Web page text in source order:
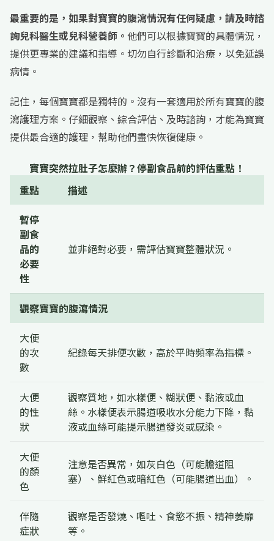
最重要的是，如果對寶寶的腹瀉情況有任何疑慮，請及時諮
詢兒科醫生或兒科營養師。 他們可以根據寶寶的具體情況，
提供更專業的建議和指導。切勿自行診斷和治療，以免延誤
病情。
記住，每個寶寶都是獨特的。沒有一套適用於所有寶寶的腹
瀉護理方案。仔細觀察、綜合評估、及時諮詢，才能為寶寶
提供最合適的護理，幫助他們盡快恢復健康。
寶寶突然拉肚子怎麼辦？停副食品前的評估重點！
重點
描述
暫停
副食
品的
必要
性
並非絕對必要，需評估寶寶整體狀況。
觀察寶寶的腹瀉情況
大便
的次
數
紀錄每天排便次數，高於平時頻率為指標。
大便
的性
狀
觀察質地，如水樣便、糊狀便、黏液或血
絲。水樣便表示腸道吸收水分能力下降，黏
液或血絲可能提示腸道發炎或感染。
大便
的顏
色
注意是否異常，如灰白色（可能膽道阻
塞）、鮮紅色或暗紅色（可能腸道出血）。
伴隨
症狀
觀察是否發燒、嘔吐、食慾不振、精神萎靡
等。